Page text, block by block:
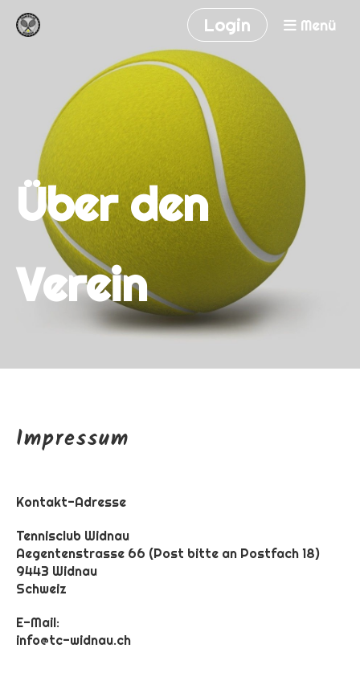
Login Menü
Über den
Verein
Impressum
Kontakt-Adresse
Tennisclub Widnau
Aegentenstrasse 66 (Post bitte an Postfach 18)
9443 Widnau
Schweiz
E-Mail:
info@tc-widnau.ch